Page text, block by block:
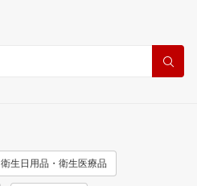
衛生日用品・衛生医療品